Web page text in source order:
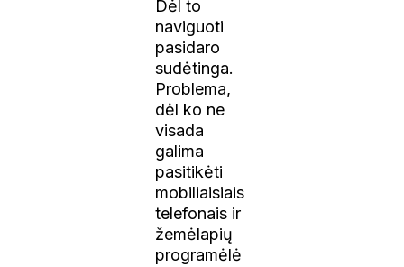
Dėl to
naviguoti
pasidaro
sudėtinga.
Problema,
dėl ko ne
visada
galima
pasitikėti
mobiliaisiais
telefonais ir
žemėlapių
programėlė